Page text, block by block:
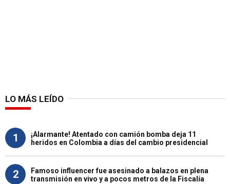
LO MÁS LEÍDO
1
¡Alarmante! Atentado con camión bomba deja 11
heridos en Colombia a días del cambio presidencial
2
Famoso influencer fue asesinado a balazos en plena
transmisión en vivo y a pocos metros de la Fiscalía